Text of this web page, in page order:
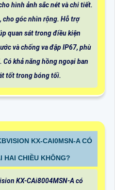
hình ảnh sắc nét và chi tiết.
cho góc nhìn rộng. Hỗ trợ
quan sát trong điều kiện
và chống va đập IP67, phù
khả năng hồng ngoại ban
tốt trong bóng tối.
KX-CAI0MSN-A CÓ
HAI CHIỀU KHÔNG?
KX-CAi8004MSN-A có